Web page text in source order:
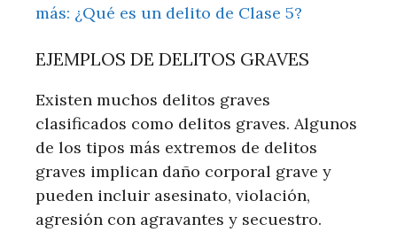
más: ¿Qué es un delito de Clase 5?
EJEMPLOS DE DELITOS GRAVES
Existen muchos delitos graves
clasificados como delitos graves. Algunos
de los tipos más extremos de delitos
graves implican daño corporal grave y
pueden incluir asesinato, violación,
agresión con agravantes y secuestro.